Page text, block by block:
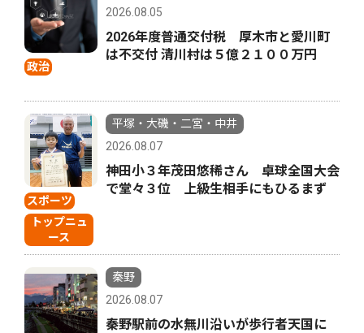
政治
2026.08.05
2026年度普通交付税 厚木市と愛川町
は不交付 清川村は５億２１００万円
スポーツ
トップニュ
ース
平塚・大磯・二宮・中井
2026.08.07
神田小３年茂田悠稀さん 卓球全国大会
で堂々３位 上級生相手にもひるまず
秦野
2026.08.07
秦野駅前の水無川沿いが歩行者天国に